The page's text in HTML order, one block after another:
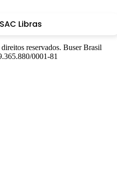
SAC Libras
reservados. Buser Brasil
0001-81